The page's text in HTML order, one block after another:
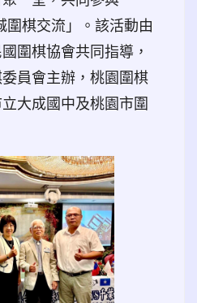
圍棋交流」。該活動由
圍棋協會共同指導，
員會主辦，桃園圍棋
大成國中及桃園市圍